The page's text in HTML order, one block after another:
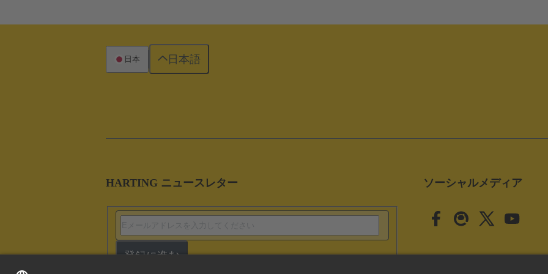
HARTING ニュースレター
登録に進む
ソーシャルメディア
日本 日本語